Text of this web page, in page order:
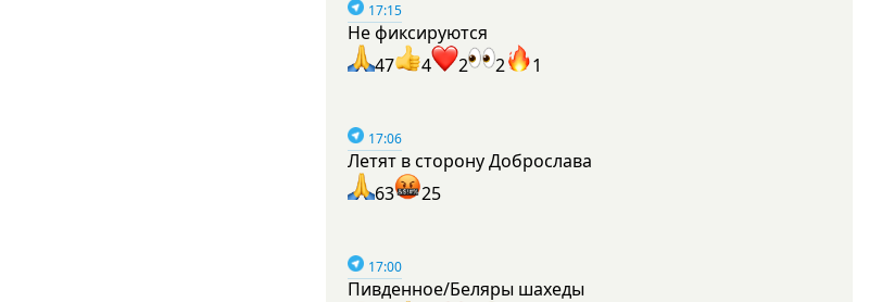
17:15
Не фиксируются
47
4 2 2 1
17:06
Летят в сторону Доброслава
63
25
17:00
Пивденное/Беляры шахеды